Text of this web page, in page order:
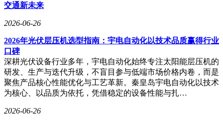
交通新未来
2026-06-26
2026年光伏层压机选型指南：宇电自动化以技术品质赢得行业
口碑
深耕光伏设备行业多年，宇电自动化始终专注太阳能层压机的
研发、生产与迭代升级，不盲目参与低端市场价格内卷，而是
聚焦产品核心性能优化与工艺革新。秦皇岛宇电自动化以技术
为核心、以品质为依托，凭借稳定的设备性能与扎…
2026-06-26